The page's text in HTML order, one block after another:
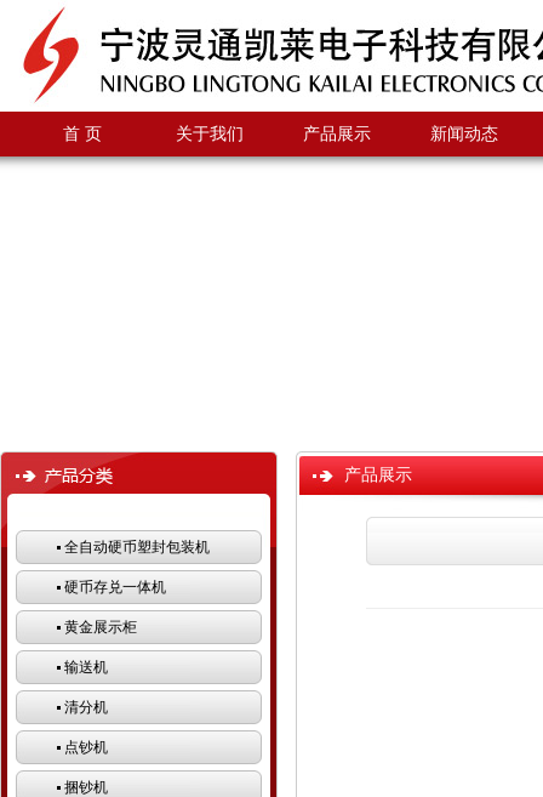
首 页 关于我们 产品展示 新闻动态
全自动硬币塑封包装机
硬币存兑一体机
黄金展示柜
输送机
清分机
点钞机
捆钞机
产品展示